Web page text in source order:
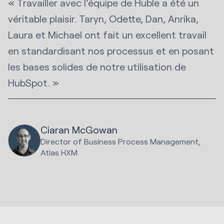
Ciaran McGowan
Director of Business Process Management,
Atlas HXM
« Travailler avec l'équipe de Huble a été un
véritable plaisir. Taryn, Odette, Dan, Anrika,
Laura et Michael ont fait un excellent travail
en standardisant nos processus et en posant
les bases solides de notre utilisation de
HubSpot. »